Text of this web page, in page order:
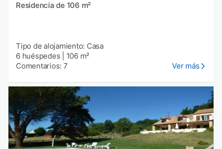
Residencia de 106 m²
Tipo de alojamiento: Casa
6 huéspedes
106 m²
Comentarios: 7
Ver más